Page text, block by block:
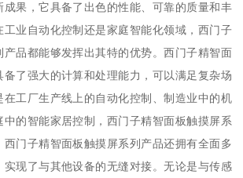
成果，它具备了出色的性能、可靠的质量和丰
工业自动化控制还是家庭智能化领域，西门子
产品都能够发挥出其特的优势。西门子精智面
了强大的计算和处理能力，可以满足复杂场
在工厂生产线上的自动化控制、制造业中的机
中的智能家居控制，西门子精智面板触摸屏系
门子精智面板触摸屏系列产品还拥有全面多
实现了与其他设备的无缝对接。无论是与传感